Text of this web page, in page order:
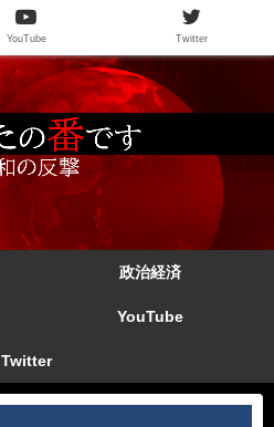
政治経済
YouTube
Twitter
YouTube Twitter